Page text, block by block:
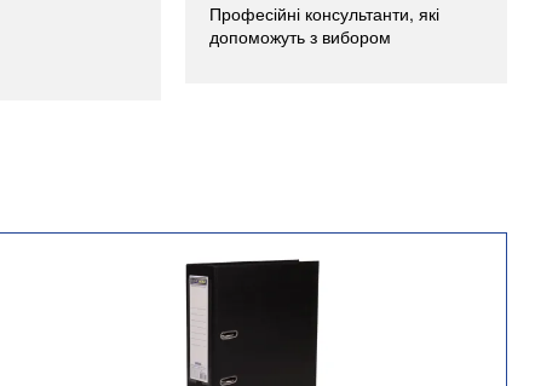
Професійні консультанти, які
допоможуть з вибором